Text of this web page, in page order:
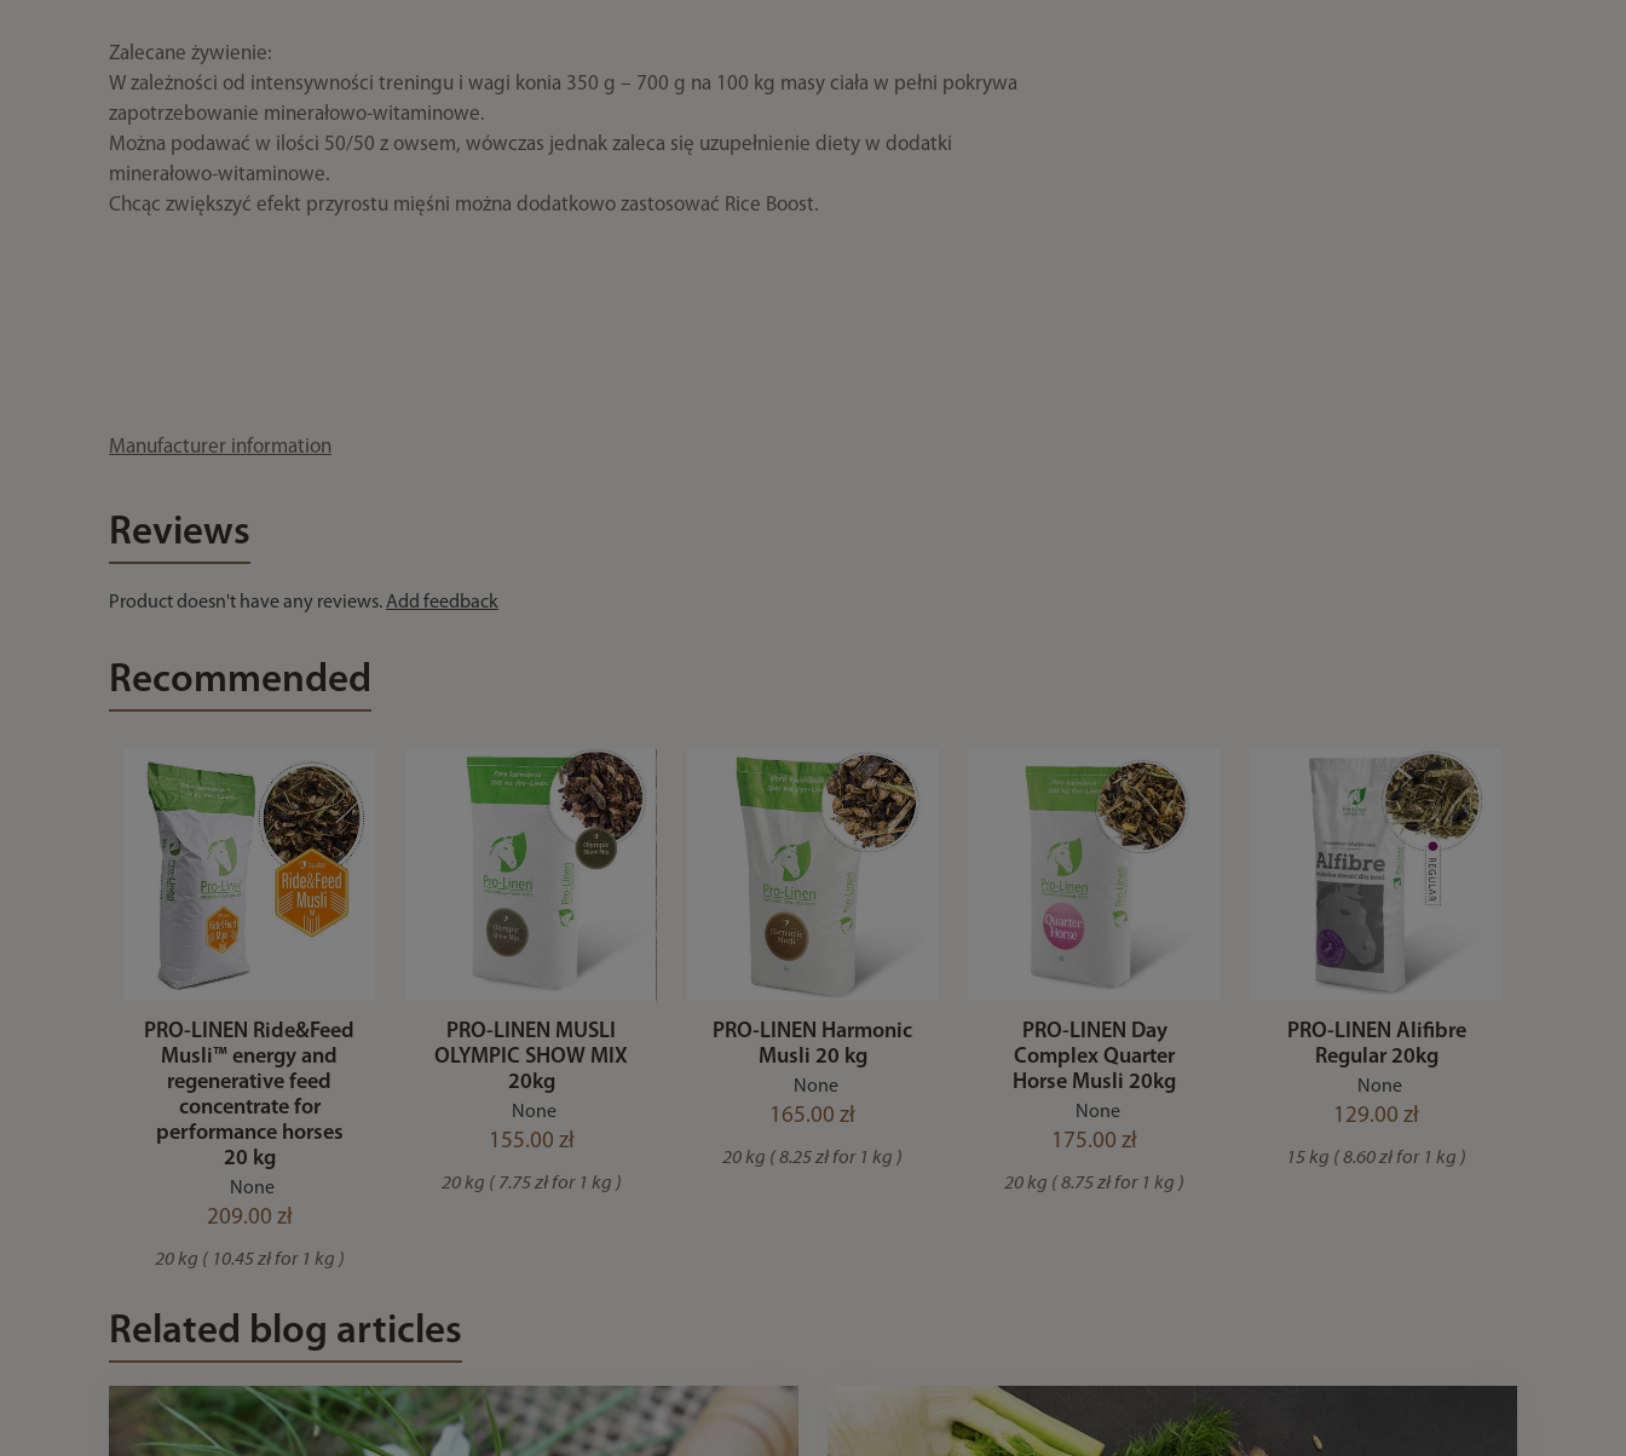
Zalecane żywienie:
W zależności od intensywności treningu i wagi konia 350 g – 700 g na 100 kg masy ciała w pełni pokrywa
zapotrzebowanie minerałowo-witaminowe.
Można podawać w ilości 50/50 z owsem, wówczas jednak zaleca się uzupełnienie diety w dodatki
minerałowo-witaminowe.
Chcąc zwiększyć efekt przyrostu mięśni można dodatkowo zastosować Rice Boost.
Manufacturer information
Reviews
Product doesn't have any reviews.Add feedback
Recommended
PRO-LINEN Ride&Feed
Musli™ energy and
regenerative feed
concentrate for
performance horses
20 kg
None
209.00 zł
20 kg ( 10.45 zł for 1 kg )
PRO-LINEN MUSLI
OLYMPIC SHOW MIX
20kg
None
155.00 zł
20 kg ( 7.75 zł for 1 kg )
PRO-LINEN Harmonic
Musli 20 kg
None
165.00 zł
20 kg ( 8.25 zł for 1 kg )
PRO-LINEN Day
Complex Quarter
Horse Musli 20kg
None
175.00 zł
20 kg ( 8.75 zł for 1 kg )
PRO-LINEN Alifibre
Regular 20kg
None
129.00 zł
15 kg ( 8.60 zł for 1 kg )
Related blog articles